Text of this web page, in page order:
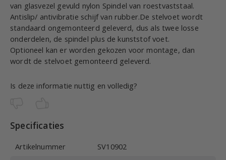
van glasvezel gevuld nylon Spindel van roestvaststaal.
Antislip/ antivibratie schijf van rubber.De stelvoet wordt
standaard ongemonteerd geleverd, dus als twee losse
onderdelen, de spindel plus de kunststof voet.
Optioneel kan er worden gekozen voor montage, dan
wordt de stelvoet gemonteerd geleverd.
Is deze informatie nuttig en volledig?
Specificaties
Artikelnummer
SV10902